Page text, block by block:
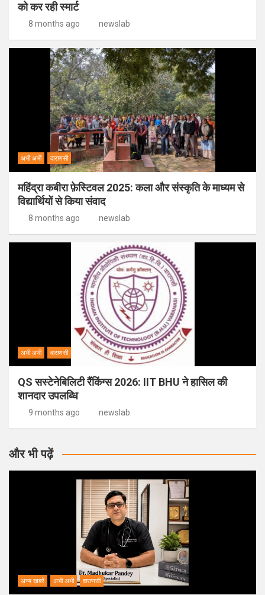
को कर रही स्मार्ट
8 months ago newslab
अभी अभी वाराणसी
महिंद्रा कबीरा फ़ेस्टिवल 2025: कला और संस्कृति के माध्यम से
विद्यार्थियों से किया संवाद
8 months ago newslab
अभी अभी वाराणसी
QS सस्टेनेबिलिटी रैंकिंग्स 2026: IIT BHU ने हासिल की
शानदार उपलब्धि
9 months ago newslab
और भी पढ़ें
अन्य ख़बरें अभी अभी वाराणसी